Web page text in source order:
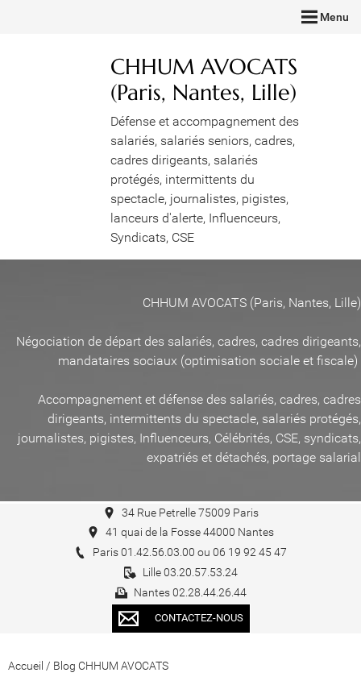
Menu
CHHUM AVOCATS
(Paris, Nantes, Lille)
Défense et accompagnement des
salariés, salariés seniors, cadres,
cadres dirigeants, salariés
protégés, intermittents du
spectacle, journalistes, pigistes,
lanceurs d'alerte, Influenceurs,
Syndicats, CSE
CHHUM AVOCATS (Paris, Nantes, Lille)
Négociation de départ des salariés, cadres, cadres dirigeants,
mandataires sociaux (optimisation sociale et fiscale)
Accompagnement et défense des salariés, cadres, cadres
dirigeants, intermittents du spectacle, salariés protégés,
journalistes, pigistes, Influenceurs, Célébrités, CSE, syndicats,
expatriés et détachés, portage salarial
34 Rue Petrelle 75009 Paris
41 quai de la Fosse 44000 Nantes
Paris 01.42.56.03.00 ou 06 19 92 45 47
Lille 03.20.57.53.24
Nantes 02.28.44.26.44
CONTACTEZ-NOUS
Accueil / Blog CHHUM AVOCATS